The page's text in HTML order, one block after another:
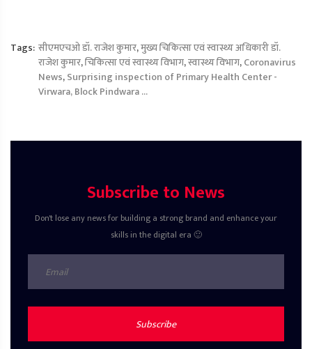
Tags: सीएमएचओ डॉ. राजेश कुमार,मुख्य चिकित्सा एवं स्वास्थ्य अधिकारी डॉ.
राजेश कुमार,चिकित्सा एवं स्वास्थ्य विभाग,स्वास्थ्य विभाग,Coronavirus
News,Surprising inspection of Primary Health Center -
Virwara, Block Pindwara ...
Subscribe to News
Don't lose any news for building a strong brand and enhance your
skills in the digital era 🙂
Subscribe